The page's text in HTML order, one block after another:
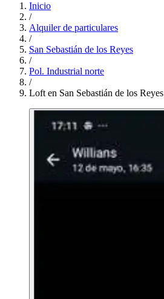
Inicio
/
Alquiler de particulares
/
San Sebastián de los Reyes
/
Pol. Industrial norte
/
Loft en San Sebastián de los Reyes